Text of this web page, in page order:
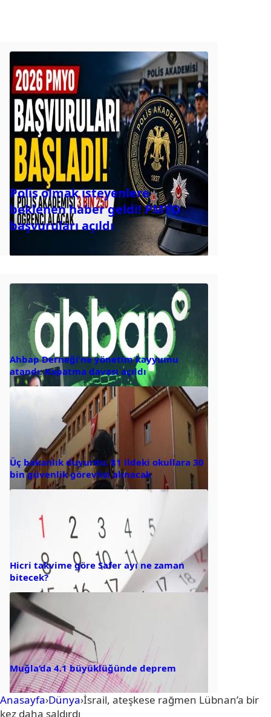
Polis olmak isteyenlere
beklenen haber geldi! PMYO
başvuruları açıldı
Ahbap Derneği’ne yönetim kayyumu
atandı: Kapatma davası açıldı
Üç bakanlık duyurdu: 81 ildeki okullara 30
bin güvenlik görevlisi alınacak
Hicri takvime göre Safer ayı ne zaman
bitecek?
Muğla’da 4.1 büyüklüğünde deprem
Anasayfa›Dünya›İsrail, ateşkese rağmen Lübnan’a bir
kez daha saldırdı